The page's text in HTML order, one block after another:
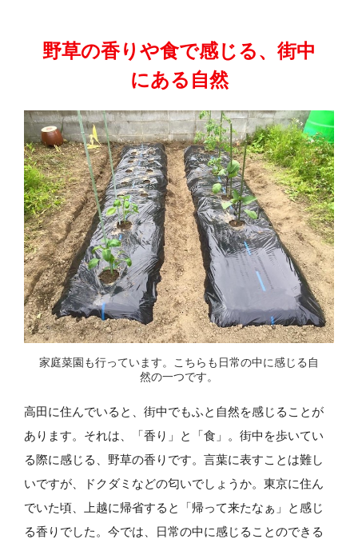
野草の香りや食で感じる、街中
にある自然
家庭菜園も行っています。こちらも日常の中に感じる自
然の一つです。
高田に住んでいると、街中でもふと自然を感じることが
あります。それは、「香り」と「食」。街中を歩いてい
る際に感じる、野草の香りです。言葉に表すことは難し
いですが、ドクダミなどの匂いでしょうか。東京に住ん
でいた頃、上越に帰省すると「帰って来たなぁ」と感じ
る香りでした。今では、日常の中に感じることのできる